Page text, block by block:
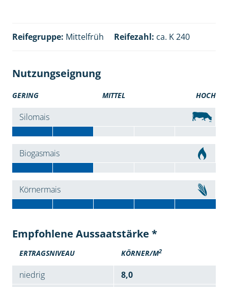
Reifegruppe: Mittelfrüh Reifezahl: ca. K 240
Nutzungseignung
GERING MITTEL HOCH
Silomais
Biogasmais
Körnermais
Empfohlene Aussaatstärke *
ERTRAGSNIVEAU KÖRNER/M2
niedrig
8,0